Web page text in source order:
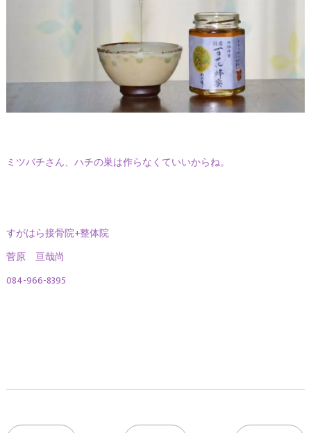
ミツバチさん、ハチの巣は作らなくていいからね。
すがはら接骨院+整体院
菅原 亘哉尚
084-966-8395